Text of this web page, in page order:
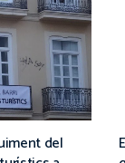
del